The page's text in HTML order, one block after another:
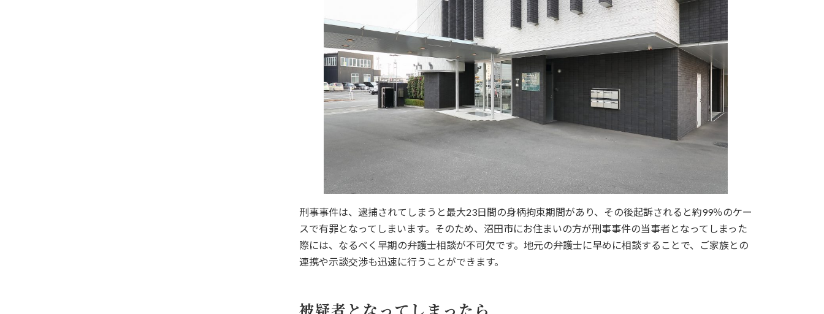
刑事事件は、逮捕されてしまうと最大23日間の身柄拘束期間があり、その後起訴されると約99％のケー
スで有罪となってしまいます。そのため、沼田市にお住まいの方が刑事事件の当事者となってしまった
際には、なるべく早期の弁護士相談が不可欠です。地元の弁護士に早めに相談することで、ご家族との
連携や示談交渉も迅速に行うことができます。
被疑者となってしまったら